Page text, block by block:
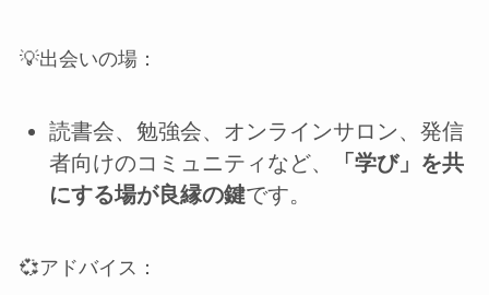
💡出会いの場：
読書会、勉強会、オンラインサロン、発信
者向けのコミュニティなど、
「学び」を共
にする場が良縁の鍵です。
💞アドバイス：